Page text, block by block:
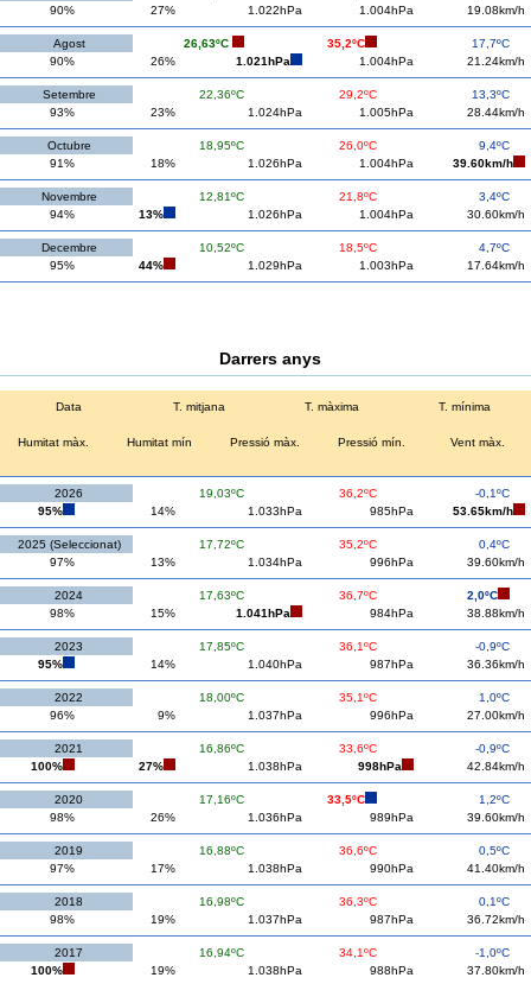
90%
27% 1.022hPa 1.004hPa 19.08km/h
Agost 26,63ºC 35,2ºC
17,7ºC
90%
26% 1.021hPa 1.004hPa 21.24km/h
Setembre 22,36ºC 29,2ºC
13,3ºC
93%
23% 1.024hPa 1.005hPa 28.44km/h
Octubre 18,95ºC 26,0ºC
9,4ºC
91%
18% 1.026hPa 1.004hPa 39.60km/h
Novembre 12,81ºC 21,8ºC
3,4ºC
94%
13% 1.026hPa 1.004hPa 30.60km/h
Decembre 10,52ºC 18,5ºC
4,7ºC
95%
44% 1.029hPa 1.003hPa 17.64km/h
Darrers anys
Data T. mitjana T. màxima T. mínima
Humitat màx. Humitat mín Pressió màx. Pressió mín. Vent màx.
2026 19,03ºC 36,2ºC
-0,1ºC
95%
14% 1.033hPa 985hPa 53.65km/h
2025 (Seleccionat) 17,72ºC 35,2ºC
0,4ºC
97%
13% 1.034hPa 996hPa 39.60km/h
2024 17,63ºC 36,7ºC
2,0ºC
98%
15% 1.041hPa 984hPa 38.88km/h
2023 17,85ºC 36,1ºC
-0,9ºC
95%
14% 1.040hPa 987hPa 36.36km/h
2022 18,00ºC 35,1ºC
1,0ºC
96%
9% 1.037hPa 996hPa 27.00km/h
2021 16,86ºC 33,6ºC
-0,9ºC
100%
27% 1.038hPa 998hPa 42.84km/h
2020 17,16ºC 33,5ºC
1,2ºC
98%
26% 1.036hPa 989hPa 39.60km/h
2019 16,88ºC 36,6ºC
0,5ºC
97%
17% 1.038hPa 990hPa 41.40km/h
2018 16,98ºC 36,3ºC
0,1ºC
98%
19% 1.037hPa 987hPa 36.72km/h
2017 16,94ºC 34,1ºC
-1,0ºC
100%
19% 1.038hPa 988hPa 37.80km/h